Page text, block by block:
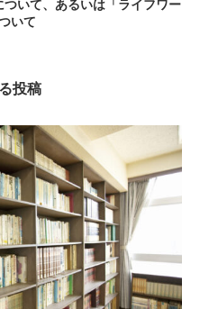
いて、あるいは「ライフワー
いて
投稿